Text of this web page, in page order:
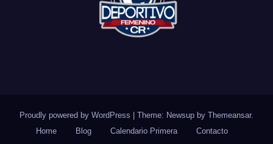
Proudly powered by WordPress Theme: Newsup by Themeansar.
Home
Blog Calendario Primera Contacto